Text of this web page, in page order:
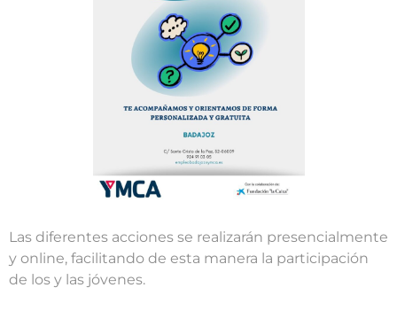
Las diferentes acciones se realizarán presencialmente
y online, facilitando de esta manera la participación
de los y las jóvenes.